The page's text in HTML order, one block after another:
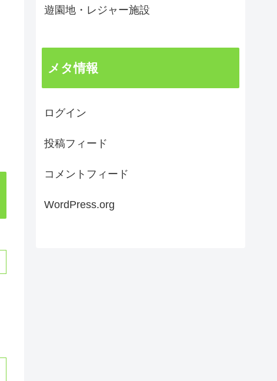
遊園地・レジャー施設
メタ情報
ログイン
投稿フィード
コメントフィード
WordPress.org